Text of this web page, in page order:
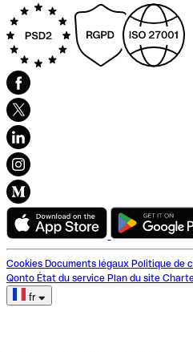
Cookies Documents légaux Politique de
Qonto État du service Plan du site
fr